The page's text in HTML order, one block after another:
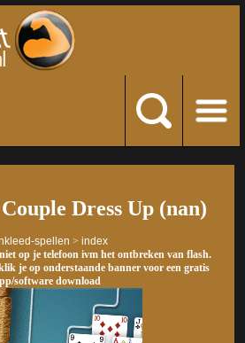
Dress Up (nan)
spellen > index
op je telefoon ivm het ontbreken van flash.
je op onderstaande banner voor een gratis
software download